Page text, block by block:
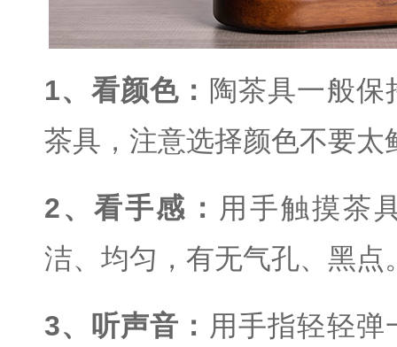
1、看颜色： 陶茶具一般
茶具，注意选择颜色不要太
2、看手感： 用手触摸茶
洁、均匀，有无气孔、黑点
3、听声音： 用手指轻轻弹